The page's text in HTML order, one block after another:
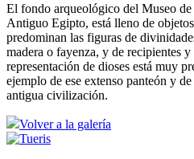
El fondo arqueológico del Museo
Antiguo Egipto, está lleno de
predominan las figuras de
madera o fayenza, y de recipientes
representación de dioses está muy
ejemplo de ese extenso panteón y
antigua civilización.
Volver a la galería